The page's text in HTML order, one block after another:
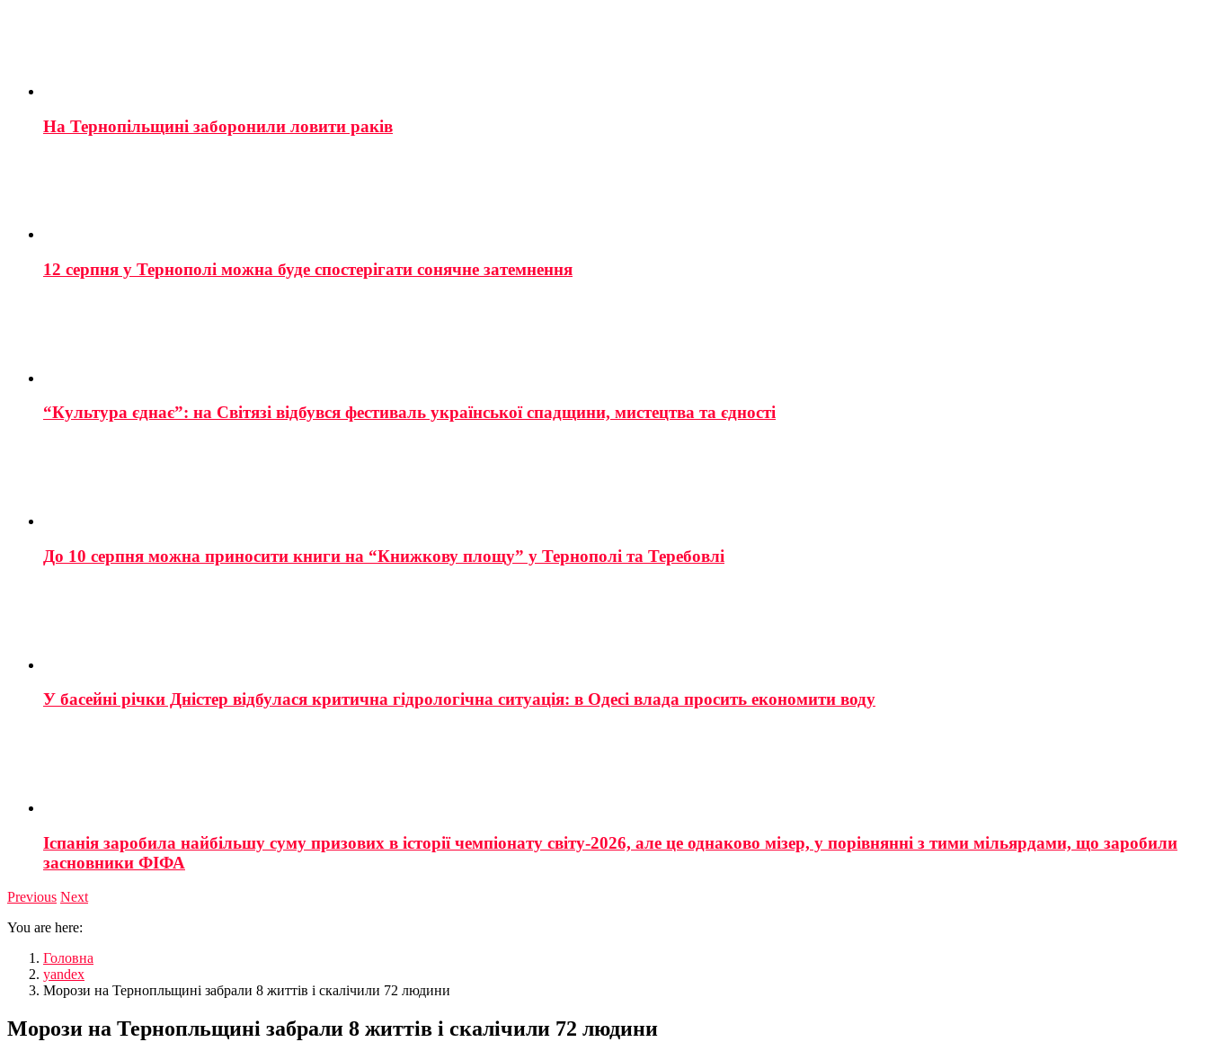
На Тернопільщині заборонили ловити раків
12 серпня у Тернополі можна буде спостерігати сонячне затемнення
“Культура єднає”: на Світязі відбувся фестиваль української спадщини, мистецтва та єдності
До 10 серпня можна приносити книги на “Книжкову площу” у Тернополі та Теребовлі
У басейні річки Дністер відбулася критична гідрологічна ситуація: в Одесі влада просить економити воду
Іспанія заробила найбільшу суму призових в історії чемпіонату світу-2026, але це однаково мізер, у порівнянні з тими мільярдами, що заробили
засновники ФІФА
Previous Next
You are here:
Головна
yandex
Морози на Тернопльщині забрали 8 життів і скалічили 72 людини
Морози на Тернопльщині забрали 8 життів і скалічили 72 людини